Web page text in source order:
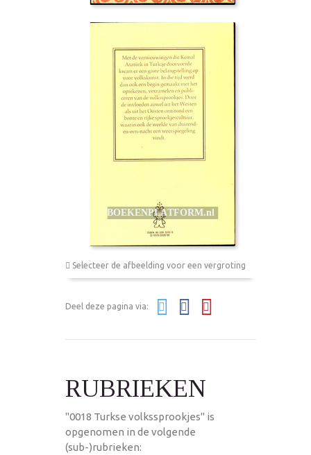
Selecteer de afbeelding voor een vergroting
Deel deze pagina via:
RUBRIEKEN
"0018 Turkse volkssprookjes" is
opgenomen in de volgende
(sub-)rubrieken: